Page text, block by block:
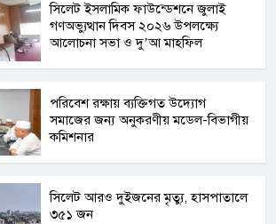
সিলেট ইসলামিক ফাউন্ডেশনে জুলাই
গণঅভ্যুত্থান দিবস ২০২৬ উপলক্ষ্যে
আলোচনা সভা ও দু’আ মাহফিল
পরিবেশ রক্ষায় ব্যক্তিগত উদ্যোগ
সমাজের জন্য অনুকরণীয় মডেল-বিভাগীয়
কমিশনার
সিলেট আরও দুইজনের মৃত্যু, হাসপাতালে
৩৫১ জন